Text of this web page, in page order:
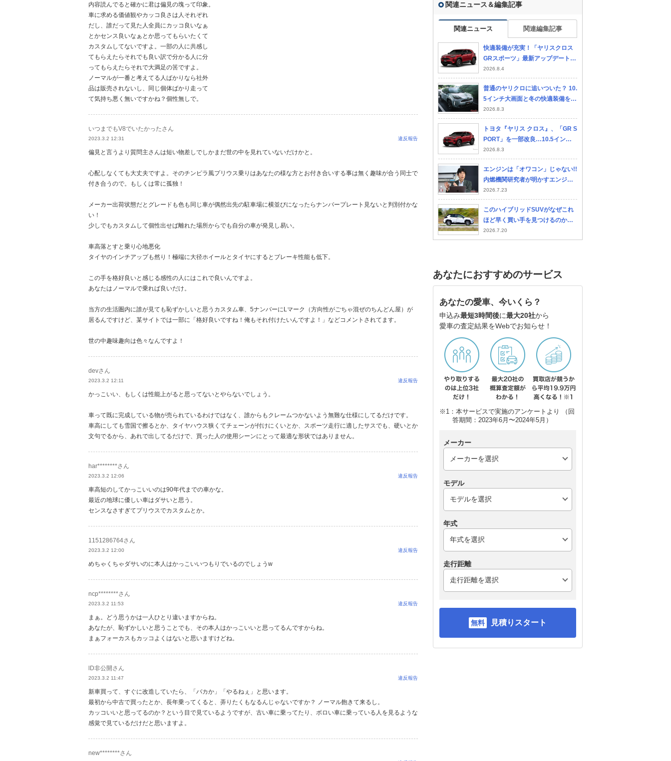
内容読んでると確かに君は偏見の塊って印象。
車に求める価値観やカッコ良さは人それぞれ
だし、誰だって見た人全員にカッコ良いなぁ
とかセンス良いなぁとか思ってもらいたくて
カスタムしてないですよ。一部の人に共感し
てもらえたらそれでも良い訳で分かる人に分
ってもらえたらそれで大満足の筈ですよ。
ノーマルが一番と考えてる人ばかりなら社外
品は販売されないし、同じ個体ばかり走って
て気持ち悪く無いですかね？個性無しで。
いつまでもV8でいたかったさん
2023.3.2 12:31 違反報告
偏見と言うより質問主さんは短い物差しでしかまだ世の中を見れていないだけかと。
心配しなくても大丈夫ですよ。そのチンピラ風プリウス乗りはあなたの様な方とお付き合いする事は無く趣味が合う同士で
付き合うので。もしくは常に孤独！
メーカー出荷状態だとグレードも色も同じ車が偶然出先の駐車場に横並びになったらナンバープレート見ないと判別付かな
い！
少しでもカスタムして個性出せば離れた場所からでも自分の車が発見し易い。
車高落とすと乗り心地悪化
タイヤのインチアップも然り！極端に大径ホイールとタイヤにするとブレーキ性能も低下。
この手を格好良いと感じる感性の人にはこれで良いんですよ。
あなたはノーマルで乗れば良いだけ。
当方の生活圏内に誰が見ても恥ずかしいと思うカスタム車、5ナンバーにLマーク（方向性がごちゃ混ぜのちんどん屋）が
居るんですけど、某サイトでは一部に「格好良いですね！俺もそれ付けたいんですよ！」などコメントされてます。
世の中趣味趣向は色々なんですよ！
devさん
2023.3.2 12:11 違反報告
かっこいい、もしくは性能上がると思ってないとやらないでしょう。
車って既に完成している物が売られているわけではなく、誰からもクレームつかないよう無難な仕様にしてるだけです。
車高にしても雪国で擦るとか、タイヤハウス狭くてチェーンが付けにくいとか、スポーツ走行に適したサスでも、硬いとか
文句でるから、あれで出してるだけで、買った人の使用シーンにとって最適な形状ではありません。
har********さん
2023.3.2 12:06 違反報告
車高短のしてかっこいいのは90年代までの車かな。
最近の地球に優しい車はダサいと思う。
センスなさすぎてプリウスでカスタムとか。
1151286764さん
2023.3.2 12:00 違反報告
めちゃくちゃダサいのに本人はかっこいいつもりでいるのでしょうw
ncp********さん
2023.3.2 11:53 違反報告
まぁ。どう思うかは一人ひとり違いますからね。
あなたが、恥ずかしいと思うことでも、その本人はかっこいいと思ってるんですからね。
まぁフォーカスもカッコよくはないと思いますけどね。
lD非公開さん
2023.3.2 11:47 違反報告
新車買って、すぐに改造していたら、「バカか」「やるねぇ」と思います。
最初から中古で買ったとか、長年乗ってくると、弄りたくもなるんじゃないですか？ ノーマル飽きて来るし。
カッコいいと思ってるのか？という目で見ているようですが、古い車に乗ってたり、ボロい車に乗っている人を見るような
感覚で見ているだけだと思いますよ。
new********さん
関連ニュース＆編集記事
関連ニュース 関連編集記事
快適装備が充実！「ヤリスクロス
GRスポーツ」最新アップデートを
チェック
2026.8.4
普通のヤリクロに追いついた？ 10.
5インチ大画面と冬の快適装備を標
準化してヤリス クロスGR SPORT
が一部改良!!
2026.8.3
トヨタ『ヤリス クロス』、「GR S
PORT」を一部改良…10.5インチH
Dディスプレイを標準装備
2026.8.3
エンジンは「オワコン」じゃない!!
内燃機関研究者が明かすエンジン
の希望と可能性【草鹿仁教授イン
タビュー前編】
2026.7.23
このハイブリッドSUVがなぜこれ
ほど早く買い手を見つけるのか？
中古車市場で長年人気を誇る一台
とは？それはトヨタ ヤリス クロス
2026.7.20
あなたにおすすめのサービス
あなたの愛車、今いくら？
申込み最短3時間後に最大20社から
愛車の査定結果をWebでお知らせ！
※1：本サービスで実施のアンケートより （回
答期間：2023年6月〜2024年5月）
メーカー
モデル
年式
走行距離
見積りスタート